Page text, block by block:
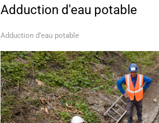
Adduction d'eau potable
Adduction d’eau potable